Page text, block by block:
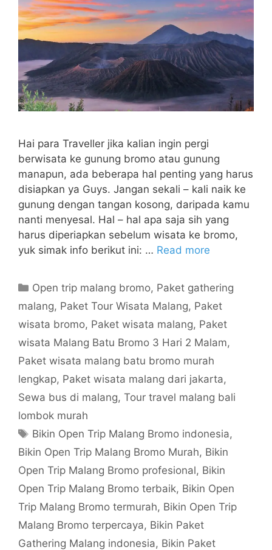
Hai para Traveller jika kalian ingin pergi
berwisata ke gunung bromo atau gunung
manapun, ada beberapa hal penting yang harus
disiapkan ya Guys. Jangan sekali – kali naik ke
gunung dengan tangan kosong, daripada kamu
nanti menyesal. Hal – hal apa saja sih yang
harus diperiapkan sebelum wisata ke bromo,
yuk simak info berikut ini: … Read more
Open trip malang bromo, Paket gathering
malang, Paket Tour Wisata Malang, Paket
wisata bromo, Paket wisata malang, Paket
wisata Malang Batu Bromo 3 Hari 2 Malam,
Paket wisata malang batu bromo murah
lengkap, Paket wisata malang dari jakarta,
Sewa bus di malang, Tour travel malang bali
lombok murah
Bikin Open Trip Malang Bromo indonesia,
Bikin Open Trip Malang Bromo Murah, Bikin
Open Trip Malang Bromo profesional, Bikin
Open Trip Malang Bromo terbaik, Bikin Open
Trip Malang Bromo termurah, Bikin Open Trip
Malang Bromo terpercaya, Bikin Paket
Gathering Malang indonesia, Bikin Paket